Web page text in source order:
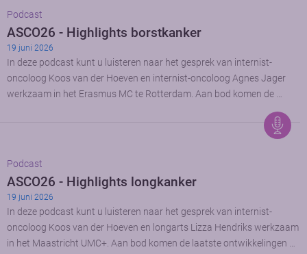
Podcast
ASCO26 - Highlights borstkanker
19 juni 2026
In deze podcast kunt u luisteren naar het gesprek van internist-
oncoloog Koos van der Hoeven en internist-oncoloog Agnes Jager
werkzaam in het Erasmus MC te Rotterdam. Aan bod komen de …
Podcast
ASCO26 - Highlights longkanker
19 juni 2026
In deze podcast kunt u luisteren naar het gesprek van internist-
oncoloog Koos van der Hoeven en longarts Lizza Hendriks werkzaam
in het Maastricht UMC+. Aan bod komen de laatste ontwikkelingen …